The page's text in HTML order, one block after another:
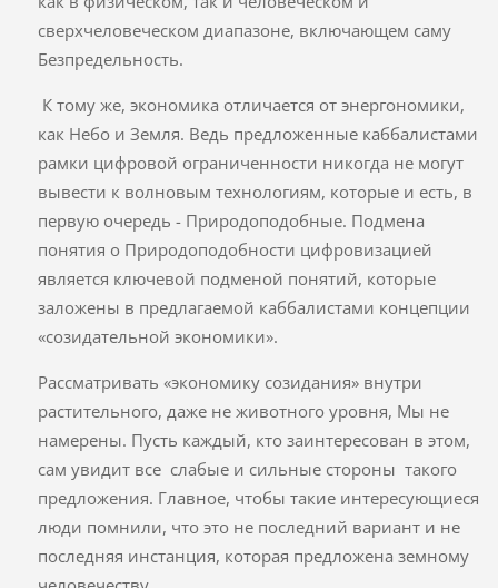
сверхчеловеческом диапазоне, включающем саму
Безпредельность.
К тому же, экономика отличается от энергономики,
как Небо и Земля. Ведь предложенные каббалистами
рамки цифровой ограниченности никогда не могут
вывести к волновым технологиям, которые и есть, в
первую очередь - Природоподобные. Подмена
понятия о Природоподобности цифровизацией
является ключевой подменой понятий, которые
заложены в предлагаемой каббалистами концепции
«созидательной экономики».
Рассматривать «экономику созидания» внутри
растительного, даже не животного уровня, Мы не
намерены. Пусть каждый, кто заинтересован в этом,
сам увидит все слабые и сильные стороны такого
предложения. Главное, чтобы такие интересующиеся
люди помнили, что это не последний вариант и не
последняя инстанция, которая предложена земному